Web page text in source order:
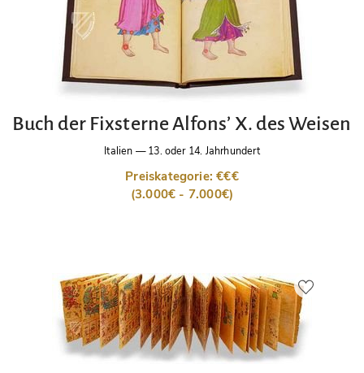
Buch der Fixsterne Alfons’ X. des Weisen
Italien —13. oder 14. Jahrhundert
Preiskategorie: €€€
(3.000€ - 7.000€)